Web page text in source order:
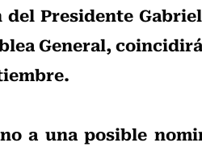
Presidente
General,
a una posible